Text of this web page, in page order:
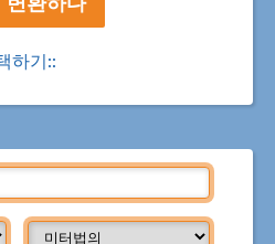
하기::